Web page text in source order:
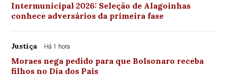
Intermunicipal 2026: Seleção de Alagoinhas
conhece adversários da primeira fase
Justiça Há 1 hora
Moraes nega pedido para que Bolsonaro receba
filhos no Dia dos Pais